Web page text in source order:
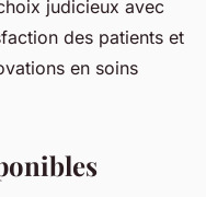
judicieux avec
des patients et
en soins